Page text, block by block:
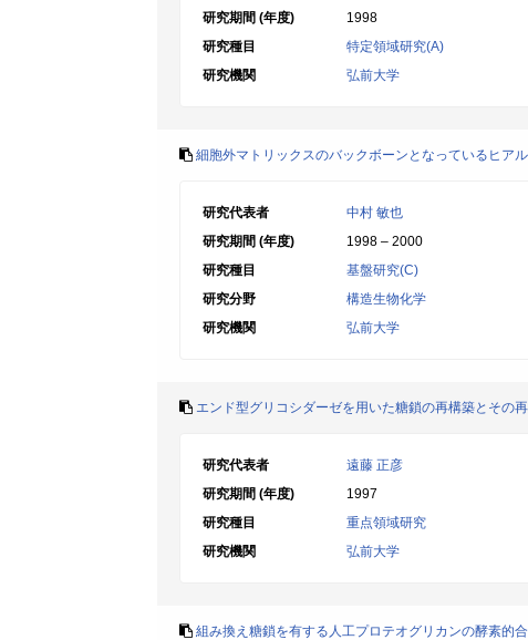
研究期間 (年度)
1998
研究種目
特定領域研究(A)
研究機関
弘前大学
細胞外マトリックスのバックボーンとなっているヒア
研究代表者
中村 敏也
研究期間 (年度)
1998 – 2000
研究種目
基盤研究(C)
研究分野
構造生物化学
研究機関
弘前大学
エンド型グリコシダーゼを用いた糖鎖の再構築とその
研究代表者
遠藤 正彦
研究期間 (年度)
1997
研究種目
重点領域研究
研究機関
弘前大学
組み換え糖鎖を有する人工プロテオグリカンの酵素的